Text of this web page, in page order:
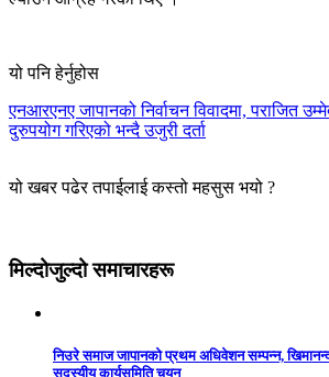
यो पनि हेर्नुहोस
एनआरएनए जापानको निर्वाचन विवादमा, पराजित
दुरुपयोग गरिएको भन्दै उजुरी दर्ता
यो खबर पढेर तपाईलाई कस्तो महसुस भयो ?
मिल्दोजुल्दो समाचारहरू
निउरे समाज जापानको प्रथम अधिवेशन सम्पन्न,
सदस्यीय कार्यसमिति चयन